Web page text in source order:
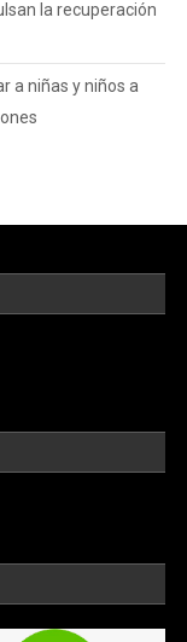
la recuperación
a niñas y niños a